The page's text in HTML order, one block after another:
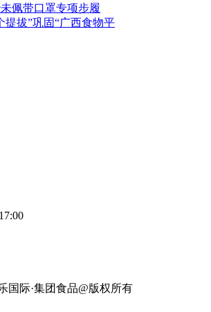
佩带口罩专项步履
提拔”巩固“广西食物平
国际·集团食品@版权所有